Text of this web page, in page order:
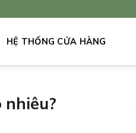
HỆ THỐNG CỬA HÀNG
nhiêu?